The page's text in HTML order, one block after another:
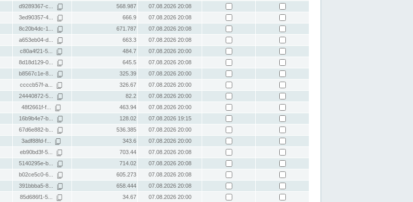
d9289367-c... 568.987
07.08.2026 20:08
3ed90357-4... 666.9
07.08.2026 20:08
8c20b4dc-1... 671.787
07.08.2026 20:08
a653eb04-d... 663.3
07.08.2026 20:08
c80a4f21-5... 484.7
07.08.2026 20:00
8d18d129-0... 645.5
07.08.2026 20:08
b8567c1e-8... 325.39
07.08.2026 20:00
ccccb57f-a... 326.67
07.08.2026 20:00
24440872-5... 82.2
07.08.2026 20:00
48f2661f-f... 463.94
07.08.2026 20:00
16b9b4e7-b... 128.02
07.08.2026 19:15
67d6e882-b... 536.385
07.08.2026 20:00
3adf88fd-f... 343.6
07.08.2026 20:00
eb90bd3f-5... 703.44
07.08.2026 20:08
5140295e-b... 714.02
07.08.2026 20:08
b02ce5c0-6... 605.273
07.08.2026 20:08
391bbba5-8... 658.444
07.08.2026 20:08
85d686f1-5... 34.67
07.08.2026 20:00